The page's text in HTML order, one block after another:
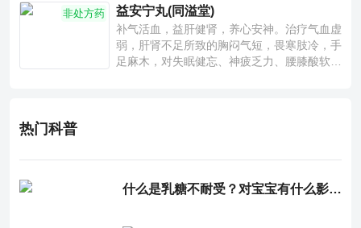
非处方药 益安宁丸(同溢堂)
补气活血，益肝健肾，养心安神。治疗气血虚
弱，肝肾不足所致的胸闷气短，畏寒肢冷，手
足麻木，对失眠健忘、神疲乏力、腰膝酸软也
热门科普
什么是乳糖不耐受？对宝宝有什么影响？